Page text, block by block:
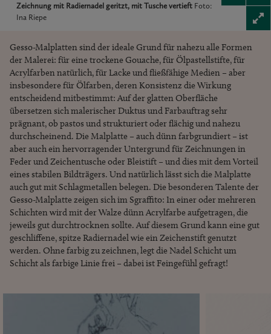
Zeichnung mit Radiernadel geritzt, mit Tusche vertieft Foto:
Ina Riepe
Gesso-Malplatten sind der ideale Grund für nahezu alle Formen
der Malerei: für eine trockene Gouache, für Ölpastellstifte, für
Acrylfarben natürlich, für Lacke und fließfähige Medien – aber
insbesondere für Ölfarben, deren Konsistenz die Wirkung
entscheidend mitbestimmt: Auf der glatten Oberfläche
übersetzen sich malerischer Duktus und Farbauftrag sehr
prägnant, ob pastos und strukturiert oder flächig und nahezu
durchscheinend. Die Malplatte – auch dünn farbgrundiert – ist
aber auch ein hervorragender Untergrund für Zeichnungen in
Feder und Zeichentusche oder Bleistift – und dies mit dem Vorteil
eines stabilen Bildträgers. Und natürlich lässt sich die Malplatte
auch gut mit Schlagmetallen belegen. Die besonderen Talente der
Gesso-Malplatte zeigen sich im Sgraffito: In einer oder mehreren
Schichten wird mit der Walze dünn Acrylfarbe aufgetragen, die
jeweils gut durchtrocknen sollte. Auf diesem Grund kann eine gut
geschliffene, spitze Radiernadel wie ein Zeichenstift genutzt
werden. Ohne farbig zu zeichnen, legt die Nadel Schicht um
Schicht als farbige Linie frei – dabei ist Feingefühl gefragt!